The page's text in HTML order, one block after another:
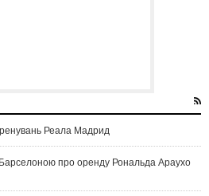
Реала Мадрид
про оренду Рональда Араухо